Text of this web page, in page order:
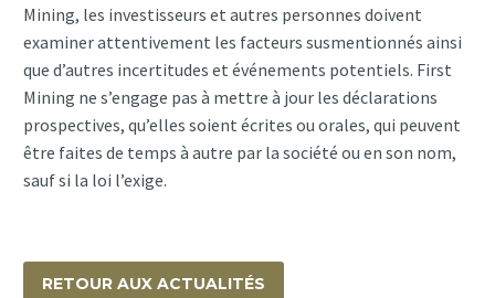
Mining, les investisseurs et autres personnes doivent
examiner attentivement les facteurs susmentionnés ainsi
que d’autres incertitudes et événements potentiels. First
Mining ne s’engage pas à mettre à jour les déclarations
prospectives, qu’elles soient écrites ou orales, qui peuvent
être faites de temps à autre par la société ou en son nom,
sauf si la loi l’exige.
RETOUR AUX ACTUALITÉS